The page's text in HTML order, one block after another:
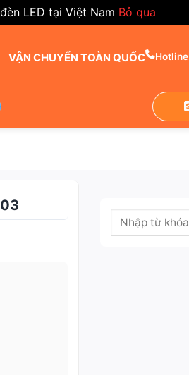
LED tại Việt Nam Bỏ qua
VẬN CHUYỂN TOÀN QUỐC Hotline